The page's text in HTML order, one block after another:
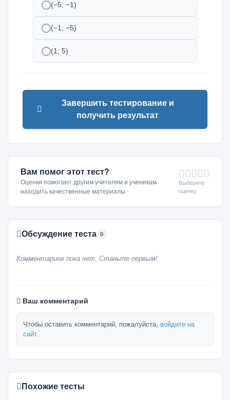
(−5; −1)
(−1; −5)
(1; 5)
Завершить тестирование и
получить результат
Вам помог этот тест?
Оценки помогают другим учителям и ученикам
находить качественные материалы
Выберите
оценку
Обсуждение теста 0
Комментариев пока нет. Станьте первым!
Ваш комментарий
Чтобы оставить комментарий, пожалуйста, войдите на
сайт.
Похожие тесты